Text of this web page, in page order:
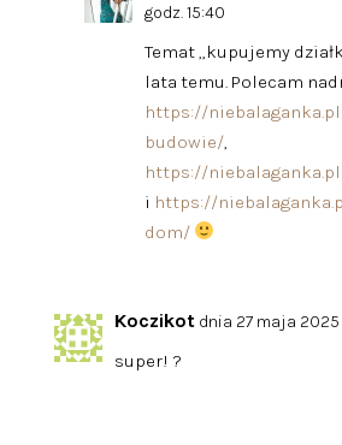
godz. 15:40
Temat „kupujemy
lata temu. Polecam
https://
budowie/,
https://
i https://
dom/
Koczikot dnia 27 maja 2025
super! ?